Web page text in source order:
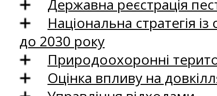
Державна реєстрація
Національна стратегія
до 2030 року
Природоохоронні
Оцінка впливу на